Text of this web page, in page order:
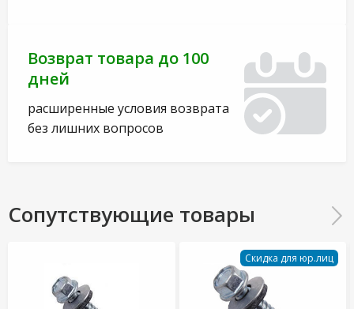
Возврат товара до 100
дней
расширенные условия возврата
без лишних вопросов
Сопутствующие товары
Скидка для юр.лиц